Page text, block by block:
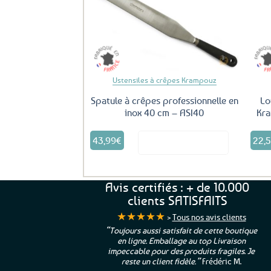
être
choisies
page
du
produit
Ustensiles à crêpes Krampouz
Spatule à crêpes professionnelle en
inox 40 cm – ASI40
43,99€
Avis certifiés : + de 10.000
clients SATISFAITS
★★★★★ >Tous nos avis clients
“Toujours aussi satisfait de cette boutique
en ligne. Emballage au top Livraison
impeccable pour des produits fragiles. Je
reste un client fidèle.”Frédéric M.